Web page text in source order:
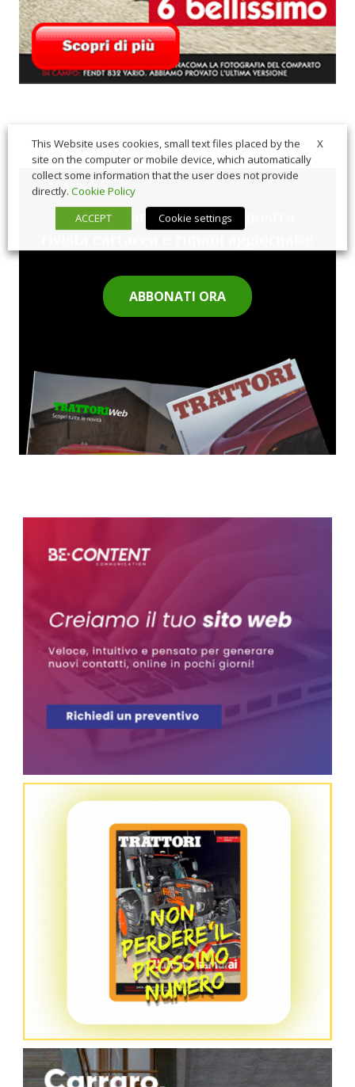
Sfoglia comodamente la nostra
ABBONATI ORA
X
This Website uses cookies, small text files placed by the
site on the computer or mobile device, which automatically
collect some information that the user does not provide
directly. Cookie Policy
ACCEPT
Cookie settings